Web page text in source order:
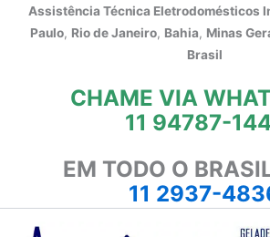
Assistência Técnica Eletrodomésticos
Paulo, Rio de Janeiro, Bahia, Minas
Brasil
CHAME VIA
11 94787-
EM TODO O
11 2937-